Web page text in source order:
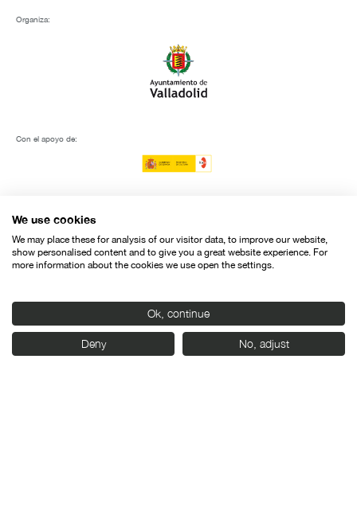
Organiza:
Con el apoyo de:
We use cookies
We may place these for analysis of our visitor data, to improve our website,
show personalised content and to give you a great website experience. For
more information about the cookies we use open the settings.
Ok, continue
Deny No, adjust